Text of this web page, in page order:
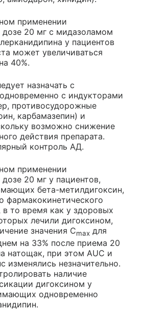
применении
дозе 20 мг с мидазоламом
у пациентов
может увеличиваться
40%.
назначать с
с индукторами
противосудорожные
карбамазепин) и
возможно снижение
действия препарата.
контроль АД.
применении
20 мг у пациентов,
бета-метилдигоксин,
фармакокинетического
в то время как у здоровых
лечили дигоксином,
значения Cmax для
на 33% после приема 20
натощак, при этом AUC и
изменялись незначительно.
наличие
дигоксином у
одновременно